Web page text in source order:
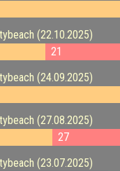
(22.10.2025)
21
(24.09.2025)
(27.08.2025)
27
(23.07.2025)